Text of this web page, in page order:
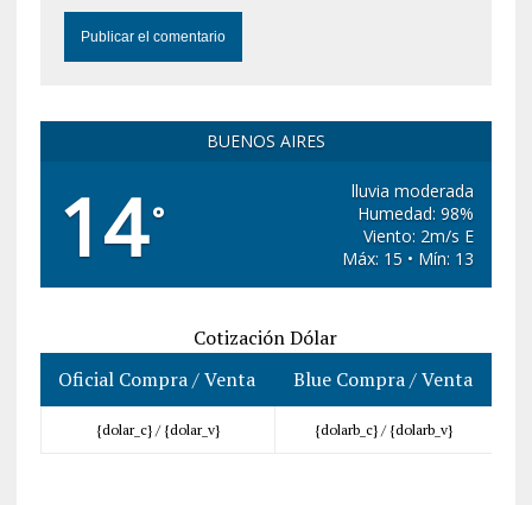
BUENOS AIRES
14°
lluvia moderada
Humedad: 98%
Viento: 2m/s E
Máx: 15 • Mín: 13
Cotización Dólar
Oficial Compra / Venta
Blue Compra / Venta
{dolar_c} / {dolar_v} {dolarb_c} / {dolarb_v}